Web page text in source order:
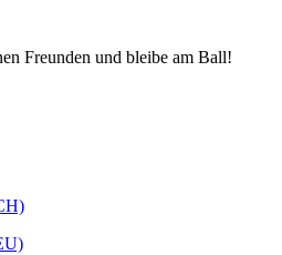
Freunden und bleibe am Ball!